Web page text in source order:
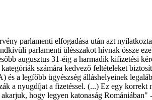
parlamenti elfogadása után azt
parlamenti ülésszakot hívnak össze
augusztus 31-éig a harmadik kifizetési
számára kedvező feltételeket
és a legfőbb ügyészség álláshelyeinek
a nyugdíjat a fizetéssel. (...) Ez egy korrekt
hogy legyen katonaság